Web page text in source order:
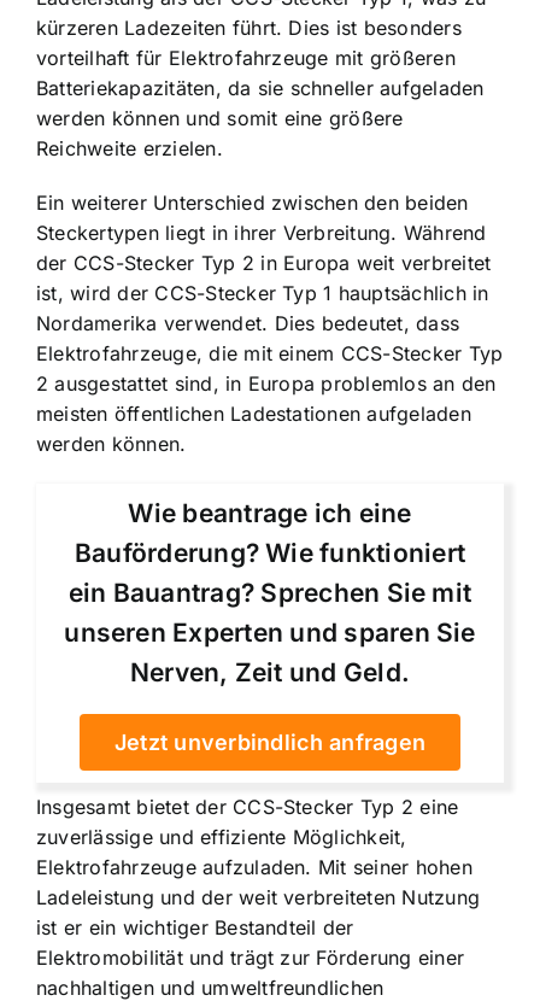
kürzeren Ladezeiten führt. Dies ist besonders
vorteilhaft für Elektrofahrzeuge mit größeren
Batteriekapazitäten, da sie schneller aufgeladen
werden können und somit eine größere
Reichweite erzielen.
Ein weiterer Unterschied zwischen den beiden
Steckertypen liegt in ihrer Verbreitung. Während
der CCS-Stecker Typ 2 in Europa weit verbreitet
ist, wird der CCS-Stecker Typ 1 hauptsächlich in
Nordamerika verwendet. Dies bedeutet, dass
Elektrofahrzeuge, die mit einem CCS-Stecker Typ
2 ausgestattet sind, in Europa problemlos an den
meisten öffentlichen Ladestationen aufgeladen
werden können.
Wie beantrage ich eine
Bauförderung? Wie funktioniert
ein Bauantrag? Sprechen Sie mit
unseren Experten und sparen Sie
Nerven, Zeit und Geld.
Jetzt unverbindlich anfragen
Insgesamt bietet der CCS-Stecker Typ 2 eine
zuverlässige und effiziente Möglichkeit,
Elektrofahrzeuge aufzuladen. Mit seiner hohen
Ladeleistung und der weit verbreiteten Nutzung
ist er ein wichtiger Bestandteil der
Elektromobilität und trägt zur Förderung einer
nachhaltigen und umweltfreundlichen